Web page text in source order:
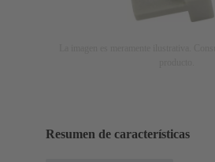
Resumen de características